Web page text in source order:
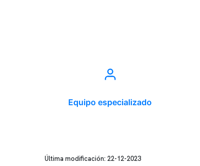
Equipo especializado
Última modificación: 22-12-2023